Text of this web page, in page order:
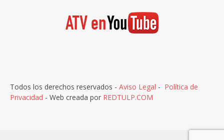
Todos los derechos reservados - Aviso Legal - Política de
Privacidad - Web creada por REDTULP.COM